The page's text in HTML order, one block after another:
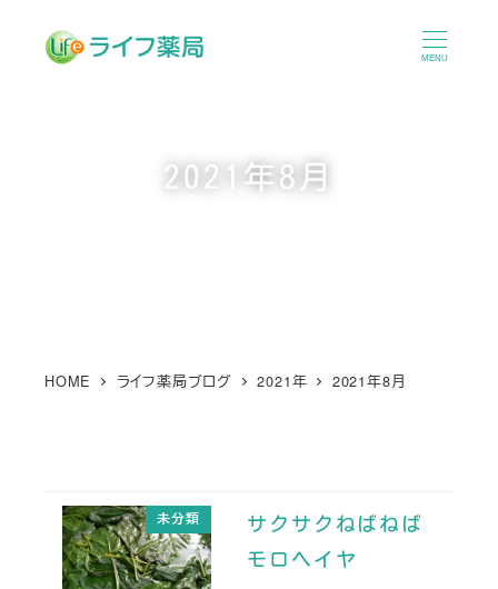
MENU
2021年8月
HOME ライフ薬局ブログ 2021年 2021年8月
未分類
サクサクねばねば
モロヘイヤ